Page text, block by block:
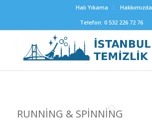
Halı Yıkama
Hakkımızda
Telefon: 0 532 226 72 76
RUNNING & SPINNING